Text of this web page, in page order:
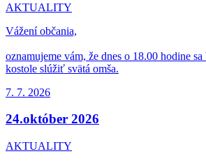
AKTUALITY
Vážení občania,
oznamujeme vám, že dnes o 18.00 hodine
kostole slúžiť svätá omša.
7. 7. 2026
24.október 2026
AKTUALITY